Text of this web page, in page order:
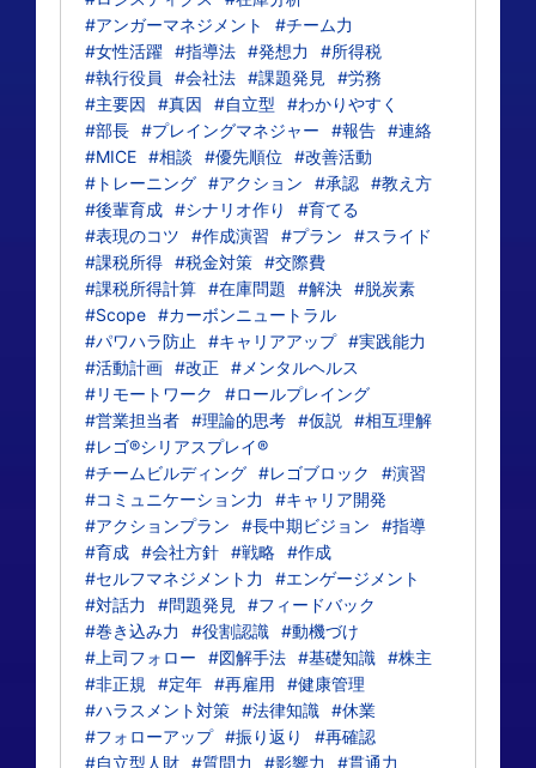
#アンガーマネジメント
#チーム力
#女性活躍 #指導法 #発想力
#所得税
#執行役員
#会社法 #課題発見
#労務
#主要因
#真因 #自立型
#わかりやすく
#部長 #プレイングマネジャー #報告 #連絡
#MICE #相談 #優先順位
#改善活動
#トレーニング #アクション #承認 #教え方
#後輩育成 #シナリオ作り
#育てる
#表現のコツ
#作成演習 #プラン
#スライド
#課税所得 #税金対策 #交際費
#課税所得計算 #在庫問題 #解決 #脱炭素
#Scope #カーボンニュートラル
#パワハラ防止
#キャリアアップ #実践能力
#活動計画 #改正
#メンタルヘルス
#リモートワーク
#ロールプレイング
#営業担当者 #理論的思考 #仮説
#相互理解
#レゴ®シリアスプレイ®
#チームビルディング #レゴブロック
#演習
#コミュニケーション力
#キャリア開発
#アクションプラン
#長中期ビジョン
#指導
#育成 #会社方針 #戦略 #作成
#セルフマネジメント力
#エンゲージメント
#対話力
#問題発見
#フィードバック
#巻き込み力
#役割認識 #動機づけ
#上司フォロー
#図解手法 #基礎知識 #株主
#非正規
#定年 #再雇用
#健康管理
#ハラスメント対策 #法律知識 #休業
#フォローアップ #振り返り
#再確認
#自立型人財 #質問力 #影響力
#貫通力